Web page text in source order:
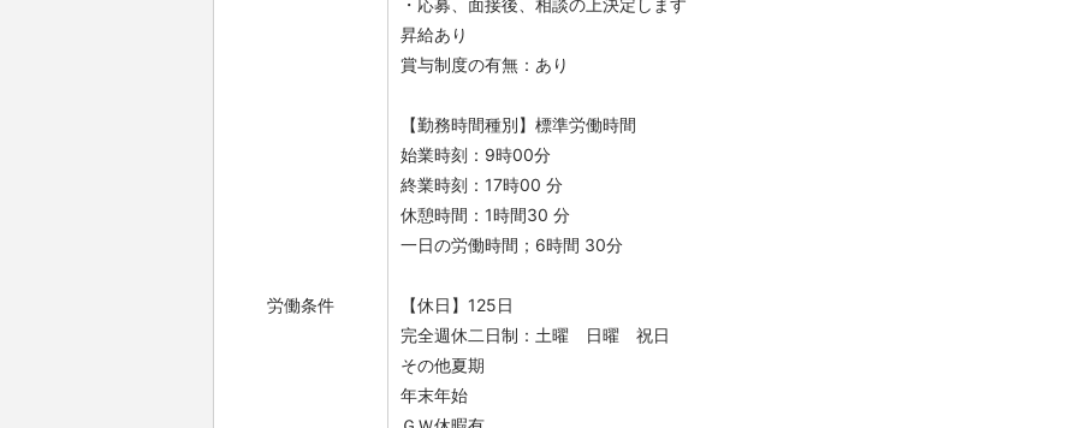
労働条件
・応募、面接後、相談の上決定します
昇給あり
賞与制度の有無：あり
【勤務時間種別】標準労働時間
始業時刻：9時00分
終業時刻：17時00 分
休憩時間：1時間30 分
一日の労働時間；6時間 30分
【休日】125日
完全週休二日制：土曜 日曜 祝日
その他夏期
年末年始